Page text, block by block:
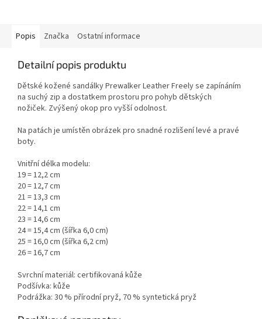
Popis Značka Ostatní informace
Detailní popis produktu
Dětské kožené sandálky Prewalker Leather Freely se zapínáním
na suchý zip a dostatkem prostoru pro pohyb dětských
nožiček. Zvýšený okop pro vyšší odolnost.
Na patách je umístěn obrázek pro snadné rozlišení levé a pravé
boty.
Vnitřní délka modelu:
19 = 12,2 cm
20 = 12,7 cm
21 = 13,3 cm
22 = 14,1 cm
23 = 14,6 cm
24 = 15,4 cm (šířka 6,0 cm)
25 = 16,0 cm (šířka 6,2 cm)
26 = 16,7 cm
Svrchní materiál: certifikovaná kůže
Podšívka: kůže
Podrážka: 30 % přírodní pryž, 70 % syntetická pryž